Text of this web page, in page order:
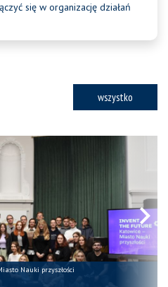
się w organizację działań
wszystko
Nauki przyszłości